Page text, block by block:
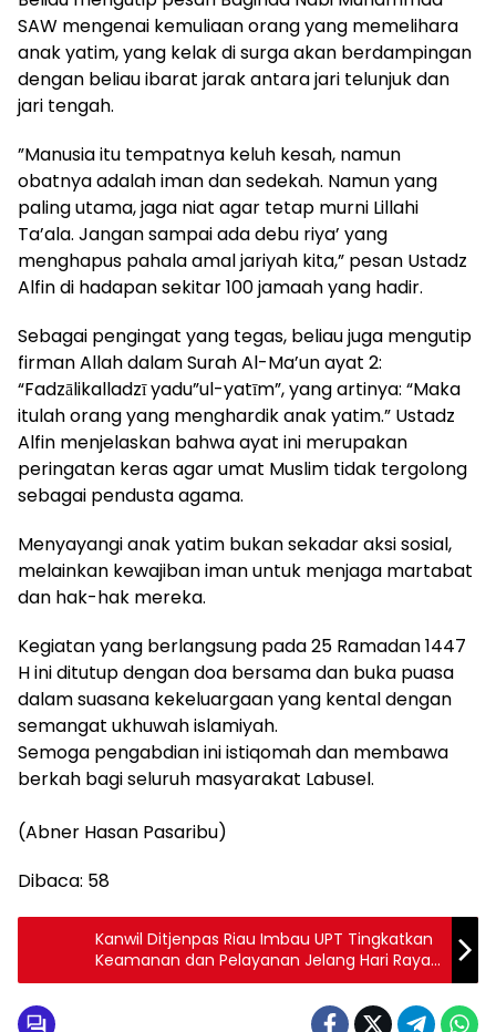
SAW mengenai kemuliaan orang yang memelihara
anak yatim, yang kelak di surga akan berdampingan
dengan beliau ibarat jarak antara jari telunjuk dan
jari tengah.
​”Manusia itu tempatnya keluh kesah, namun
obatnya adalah iman dan sedekah. Namun yang
paling utama, jaga niat agar tetap murni Lillahi
Ta’ala. Jangan sampai ada debu riya’ yang
menghapus pahala amal jariyah kita,” pesan Ustadz
Alfin di hadapan sekitar 100 jamaah yang hadir.
​Sebagai pengingat yang tegas, beliau juga mengutip
firman Allah dalam Surah Al-Ma’un ayat 2:
“Fadzālikalladzī yadu”ul-yatīm”, yang artinya: “Maka
itulah orang yang menghardik anak yatim.” Ustadz
Alfin menjelaskan bahwa ayat ini merupakan
peringatan keras agar umat Muslim tidak tergolong
sebagai pendusta agama.
Menyayangi anak yatim bukan sekadar aksi sosial,
melainkan kewajiban iman untuk menjaga martabat
dan hak-hak mereka.
​Kegiatan yang berlangsung pada 25 Ramadan 1447
H ini ditutup dengan doa bersama dan buka puasa
dalam suasana kekeluargaan yang kental dengan
semangat ukhuwah islamiyah.
Semoga pengabdian ini istiqomah dan membawa
berkah bagi seluruh masyarakat Labusel.
(Abner Hasan Pasaribu)
Dibaca: 58
Kanwil Ditjenpas Riau Imbau UPT Tingkatkan
Keamanan dan Pelayanan Jelang Hari Raya
Idul Fitri 1447 H